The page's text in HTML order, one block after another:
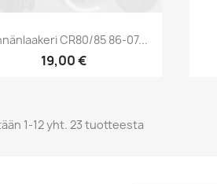
Pikakatselu
CR80/85 86-07...
19,00 €
1-12 yht. 23 tuotteesta